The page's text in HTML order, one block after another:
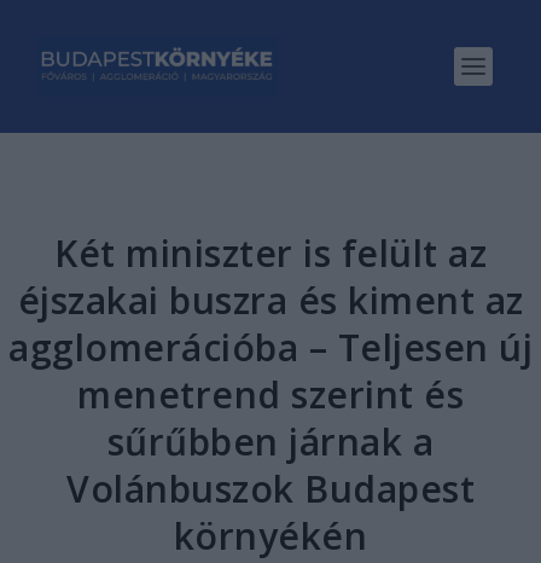
Két miniszter is felült az
éjszakai buszra és kiment az
agglomerációba – Teljesen új
menetrend szerint és
sűrűbben járnak a
Volánbuszok Budapest
környékén